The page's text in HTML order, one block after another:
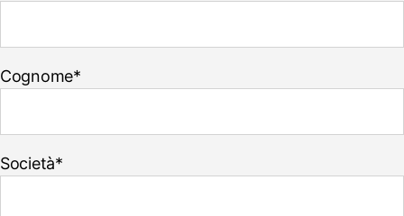
Cognome*
Società*